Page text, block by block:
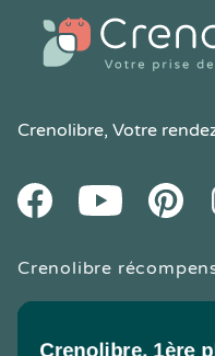
Crenolibre, Votre
FacebookYoutube
Crenolibre